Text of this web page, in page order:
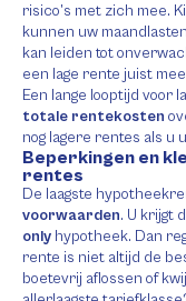
risico’s met zich mee.
kunnen uw
kan leiden tot
een lage rente juist
Een lange looptijd voor
totale rentekosten
nog lagere rentes als u
Beperkingen en
rentes
De laagste
voorwaarden. U krijgt
only hypotheek. Dan
rente is niet altijd de
boetevrij aflossen of